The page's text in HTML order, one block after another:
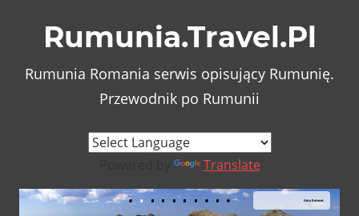
Rumunia.Travel.Pl
Rumunia Romania serwis opisujący Rumunię.
Przewodnik po Rumunii
Translate
Góry Retezat